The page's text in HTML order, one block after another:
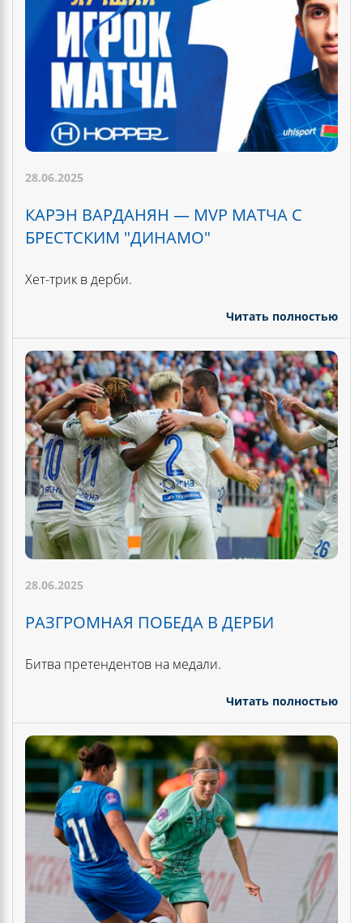
28.06.2025
КАРЭН ВАРДАНЯН — MVP МАТЧА С
БРЕСТСКИМ "ДИНАМО"
Хет-трик в дерби.
Читать полностью
28.06.2025
РАЗГРОМНАЯ ПОБЕДА В ДЕРБИ
Битва претендентов на медали.
Читать полностью